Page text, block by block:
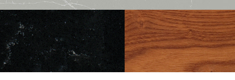
Cerrar
CONCRETE
DARK
ZEMENT
WHITE
Next
AÇO